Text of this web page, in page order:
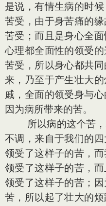
是说，有情生病的时
苦受，由于身苦痛的
苦受；而且是身心全
心理都全面性的领受
苦受，所以身心都共
来，乃至于产生壮大
戚，全面的领受身与
因为病所带来的苦。
所以病的这个苦，
不调，来自于我们的
领受了这样子的苦，
领受了这样子的苦，
领受了这样子的苦；
苦，所以起了壮大的